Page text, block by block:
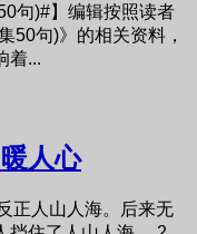
句)#】编辑按照读者
50句)》的相关资料，
着...
人心
正人山人海。后来无